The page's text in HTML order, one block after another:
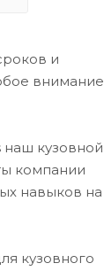
и
внимание
наш кузовной
компании
навыков на
кузовного